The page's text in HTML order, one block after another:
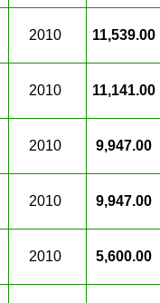
2010 11,539.00
2010 11,141.00
2010 9,947.00
2010 9,947.00
2010 5,600.00